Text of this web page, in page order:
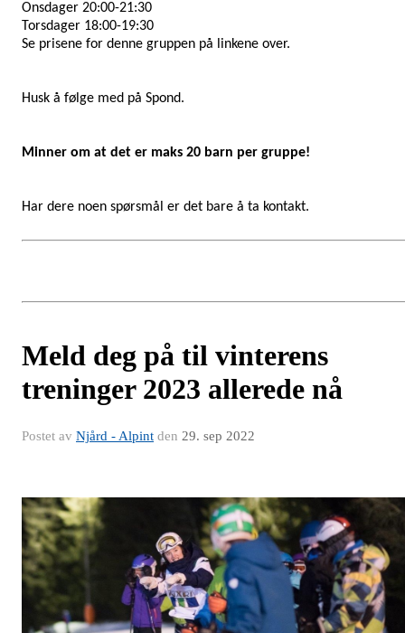
Onsdager 20:00-21:30
Torsdager 18:00-19:30
Se prisene for denne gruppen på linkene over.
Husk å følge med på Spond.
Minner om at det er maks 20 barn per gruppe!
Har dere noen spørsmål er det bare å ta kontakt.
Meld deg på til vinterens
treninger 2023 allerede nå
Postet av Njård - Alpint den 29. sep 2022